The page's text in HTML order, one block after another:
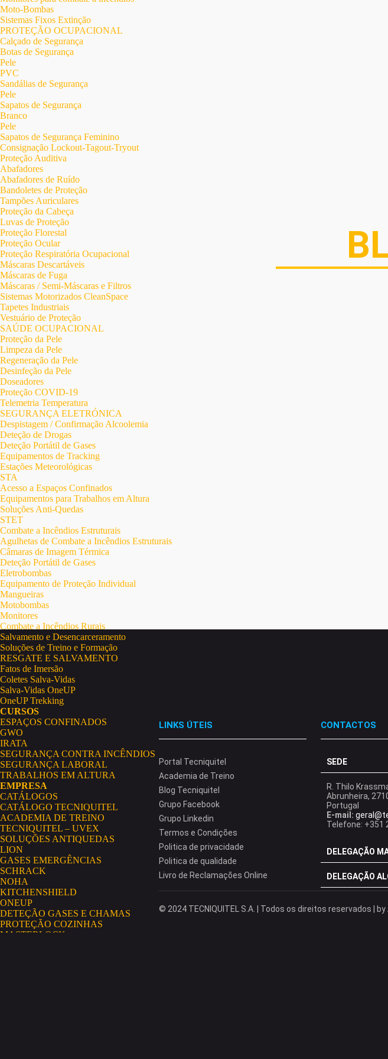
Moto-Bombas
Sistemas Fixos Extinção
PROTEÇÃO OCUPACIONAL
Calçado de Segurança
Botas de Segurança
Pele
PVC
Sandálias de Segurança
Pele
Sapatos de Segurança
Branco
Pele
Sapatos de Segurança Feminino
Consignação Lockout-Tagout-Tryout
Proteção Auditiva
Abafadores
Abafadores de Ruído
Bandoletes de Proteção
Tampões Auriculares
Proteção da Cabeça
Luvas de Proteção
Proteção Florestal
Proteção Ocular
Proteção Respiratória Ocupacional
Máscaras Descartáveis
Máscaras de Fuga
Máscaras / Semi-Máscaras e Filtros
Sistemas Motorizados CleanSpace
Tapetes Industriais
Vestuário de Proteção
SAÚDE OCUPACIONAL
Proteção da Pele
Limpeza da Pele
Regeneração da Pele
Desinfeção da Pele
Doseadores
Proteção COVID-19
Telemetria Temperatura
SEGURANÇA ELETRÓNICA
Despistagem / Confirmação Alcoolemia
Deteção de Drogas
Deteção Portátil de Gases
Equipamentos de Tracking
Estações Meteorológicas
STA
Acesso a Espaços Confinados
Equipamentos para Trabalhos em Altura
Soluções Anti-Quedas
STET
Combate a Incêndios Estruturais
Agulhetas de Combate a Incêndios Estruturais
Câmaras de Imagem Térmica
Deteção Portátil de Gases
Eletrobombas
Equipamento de Proteção Individual
Mangueiras
Motobombas
Monitores
Combate a Incêndios Rurais
Salvamento e Desencarceramento
Soluções de Treino e Formação
RESGATE E SALVAMENTO
Fatos de Imersão
Coletes Salva-Vidas
Salva-Vidas OneUP
OneUP Trekking
CURSOS
ESPAÇOS CONFINADOS
GWO
IRATA
SEGURANÇA CONTRA INCÊNDIOS
SEGURANÇA LABORAL
TRABALHOS EM ALTURA
EMPRESA
CATÁLOGOS
CATÁLOGO TECNIQUITEL
ACADEMIA DE TREINO
TECNIQUITEL – UVEX
SOLUÇÕES ANTIQUEDAS
LION
GASES EMERGÊNCIAS
SCHRACK
NOHA
KITCHENSHIELD
ONEUP
DETEÇÃO GASES E CHAMAS
PROTEÇÃO COZINHAS
MASTERLOCK
LINKS ÚTEIS
Portal Tecniquitel
Academia de Treino
Blog Tecniquitel
Grupo Facebook
Grupo Linkedin
Termos e Condições
Politica de privacidade
Politica de qualidade
Livro de Reclamações Online
CONTACTOS
SEDE
R. Thilo
Abrunheira,
Portugal
E-mail:
Telefone: +351
DELEGAÇÃO
DELEGAÇÃO
© 2024 TECNIQUITEL S.A. | Todos os direitos reservados | by